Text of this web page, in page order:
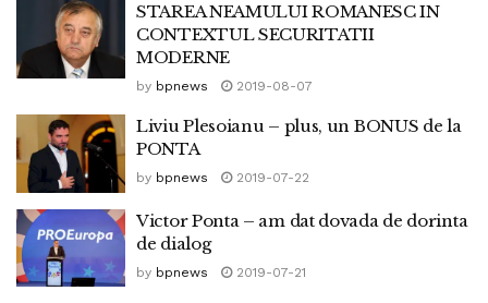
STAREA NEAMULUI ROMANESC IN
CONTEXTUL SECURITATII
MODERNE
by bpnews 2019-08-07
Liviu Plesoianu – plus, un BONUS de la
PONTA
by bpnews 2019-07-22
Victor Ponta – am dat dovada de dorinta
de dialog
by bpnews 2019-07-21